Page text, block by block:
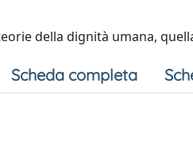
della dignità umana,
Scheda completa